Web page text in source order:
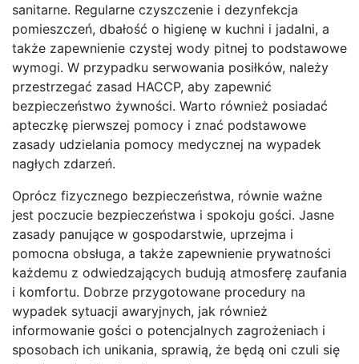
sanitarne. Regularne czyszczenie i dezynfekcja
pomieszczeń, dbałość o higienę w kuchni i jadalni, a
także zapewnienie czystej wody pitnej to podstawowe
wymogi. W przypadku serwowania posiłków, należy
przestrzegać zasad HACCP, aby zapewnić
bezpieczeństwo żywności. Warto również posiadać
apteczkę pierwszej pomocy i znać podstawowe
zasady udzielania pomocy medycznej na wypadek
nagłych zdarzeń.
Oprócz fizycznego bezpieczeństwa, równie ważne
jest poczucie bezpieczeństwa i spokoju gości. Jasne
zasady panujące w gospodarstwie, uprzejma i
pomocna obsługa, a także zapewnienie prywatności
każdemu z odwiedzających budują atmosferę zaufania
i komfortu. Dobrze przygotowane procedury na
wypadek sytuacji awaryjnych, jak również
informowanie gości o potencjalnych zagrożeniach i
sposobach ich unikania, sprawią, że będą oni czuli się